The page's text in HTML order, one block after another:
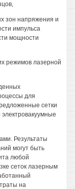
зон напряжения и
импульса
мощности
режимов лазерной
для
сетки
Результаты
могут быть
любой
сеток лазерным
на